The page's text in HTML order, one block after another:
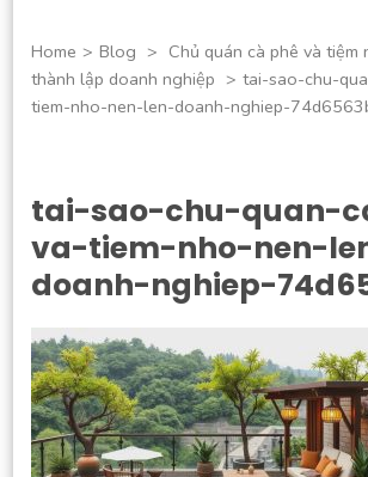
Home > Blog > Chủ quán cà phê và tiệm
thành lập doanh nghiệp > tai-sao-chu-
tiem-nho-nen-len-doanh-nghiep-
tai-sao-chu-quan-
va-tiem-nho-nen-
doanh-nghiep-